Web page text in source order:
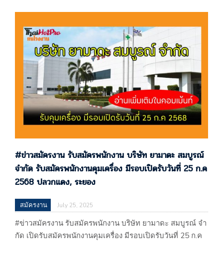
พนักงานฝ่ายผลิต รายได้เฉลี่ย 18,000 บาทขึ้นไป ระยอง
ประกาศ 25/07/68 บริษัท เอสซีจี เคมิคอลส์ จำกัด (มหาชน)
ถ. สุขุมวิท อำเภอเมืองระยอง…
#ข่าวสมัครงาน รับสมัครพนักงาน บริษัท ยามาดะ สมบูรณ์
จํากัด รับสมัครพนักงานคุมเครื่อง มีรอบเปิดรับวันที่ 25 ก.ค
2568 ปลวกแดง, ระยอง
สมัครงาน July 25, 2025
#ข่าวสมัครงาน รับสมัครพนักงาน บริษัท ยามาดะ สมบูรณ์ จํา
กัด เปิดรับสมัครพนักงานคุมเครื่อง มีรอบเปิดรับวันที่ 25 ก.ค